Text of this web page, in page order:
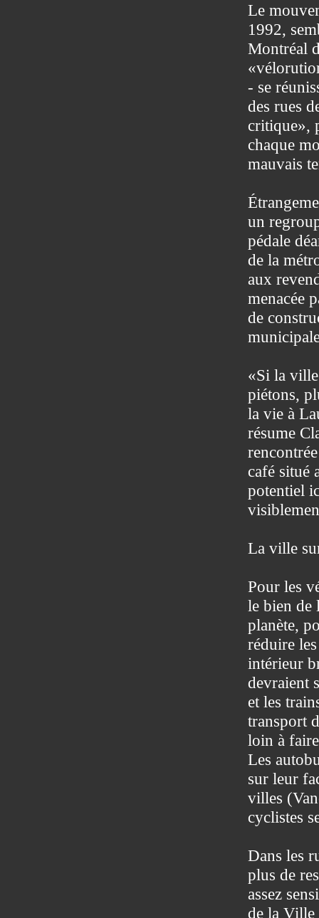
Le
1992,
Montréal
- se
des rues
critique»,
chaque
mauvais
un
pédale
de la
aux
menacée
de
«Si la
piétons,
la vie à
résume
café situé
potentiel
La ville
Pour les
le bien de
planète,
réduire
intérieur
devraient
et les
transport
loin à
Les
sur leur
villes
cyclistes
Dans les
plus de
assez
de la Ville